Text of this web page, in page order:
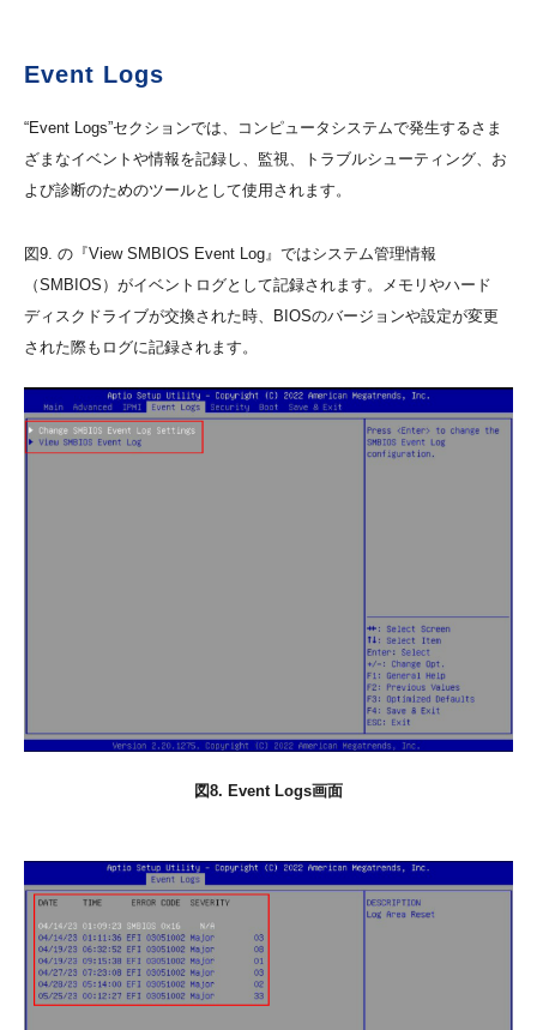
Event Logs
“Event Logs”セクションでは、コンピュータシステムで発生するさま
ざまなイベントや情報を記録し、監視、トラブルシューティング、お
よび診断のためのツールとして使用されます。
図9. の『View SMBIOS Event Log』ではシステム管理情報
（SMBIOS）がイベントログとして記録されます。メモリやハード
ディスクドライブが交換された時、BIOSのバージョンや設定が変更
された際もログに記録されます。
図8. Event Logs画面